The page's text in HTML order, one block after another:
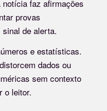
faz afirmações
provas
de alerta.
e estatísticas.
dados ou
sem contexto
o leitor.